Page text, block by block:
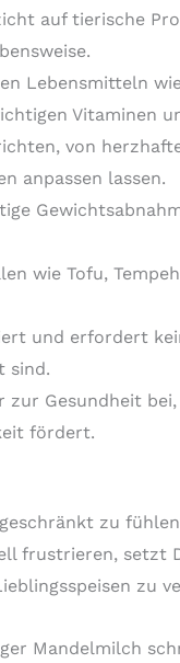
auf tierische
Lebensmitteln
Vitaminen
von
anpassen lassen.
wie Tofu,
und erfordert
sind.
Gesundheit
fördert.
zu
frustrieren, setzt
zu
Mandelmilch